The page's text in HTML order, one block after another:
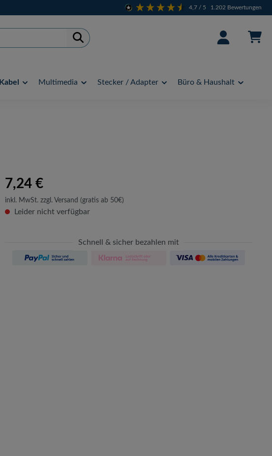
4,7 / 5 1.202 Bewertungen
Kabel Multimedia Stecker / Adapter Büro & Haushalt
7,24 €
inkl. MwSt. zzgl. Versand (gratis ab 50€)
Leider nicht verfügbar
Schnell & sicher bezahlen mit